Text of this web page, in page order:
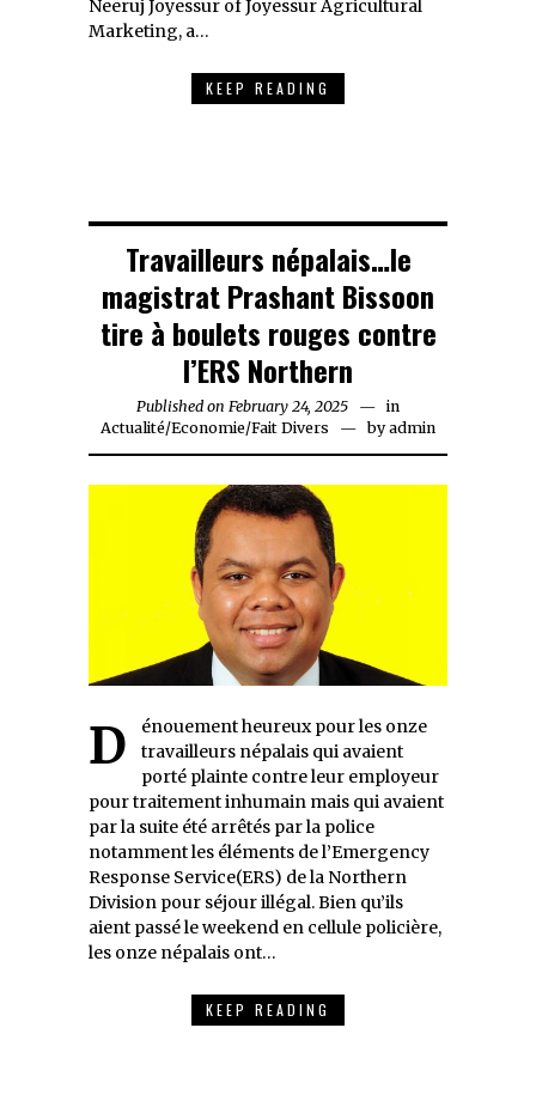
Neeruj Joyessur of Joyessur Agricultural
Marketing, a…
KEEP READING
Travailleurs népalais…le
magistrat Prashant Bissoon
tire à boulets rouges contre
l’ERS Northern
Published on February 24, 2025 February
24,
in
Actualité/Economie/Fait Divers byadmin
Dénouement heureux pour les onze
travailleurs népalais qui avaient
porté plainte contre leur employeur
pour traitement inhumain mais qui avaient
par la suite été arrêtés par la police
notamment les éléments de l’Emergency
Response Service(ERS) de la Northern
Division pour séjour illégal. Bien qu’ils
aient passé le weekend en cellule policière,
les onze népalais ont…
KEEP READING